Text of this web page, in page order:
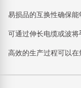
易损品的互换性确保能
可通过伸长电缆或波将
高效的生产过程可以在